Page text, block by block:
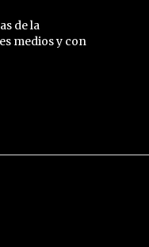
de la
medios y con